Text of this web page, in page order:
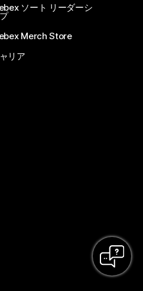
ソート リーダーシ
Merch Store
リア